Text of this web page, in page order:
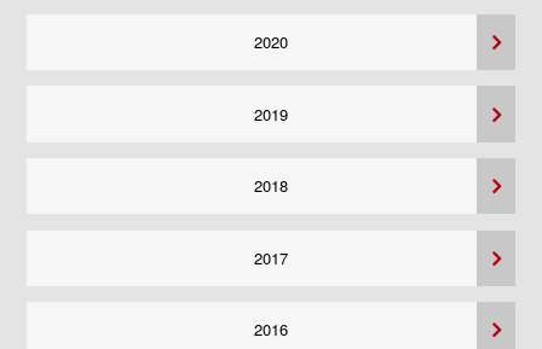
2020
2019
2018
2017
2016